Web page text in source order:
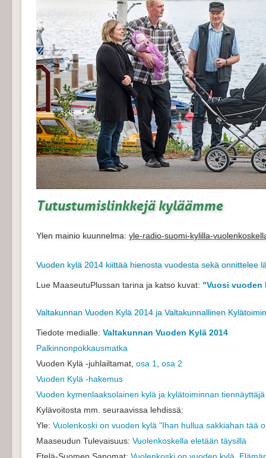
Tutustumislinkkejä kyläämme
Ylen mainio kuunnelma: yle-radio-suomi-kylilla-
Vuoden kylä 2014 kiittää hienosta vuodesta sekä onnittelee
Lue MaaseutuPlussan tarina ja katso kuvat: "Vuosi vuoden
Valtakunnan Vuoden Kylä 2014 ja Valtakunnallinen
Tiedote medialle: Valtakunnan Vuoden Kylä 2014
Palkinnonpokkausmatka
Vuoden Kylä -juhlailtamat, osa 1
osa 2
Vuoden Kylä -hakemus
Vuoden kymenlaaksolainen kylä ja kylätoiminnan
Kylävoitosta mm. seuraavissa lehdissä:
Yle: Vuolenkoski on vuoden kylä "Ihan hullua sakkiahan tää
Maaseudun Tulevaisuus: Vuolenkoskella eletään täysillä